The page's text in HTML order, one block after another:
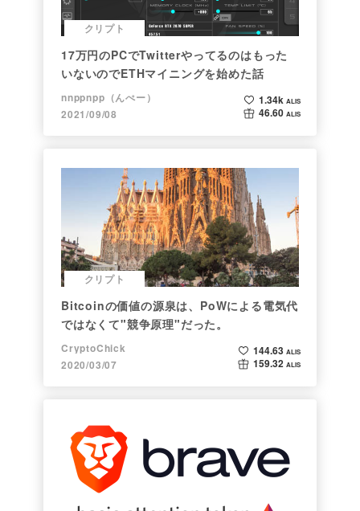
クリプト
17万円のPCでTwitterやってるのはもった
いないのでETHマイニングを始めた話
nnppnpp（んぺー）
2021/09/08
1.34k ALIS
46.60 ALIS
クリプト
Bitcoinの価値の源泉は、PoWによる電気代
ではなくて"競争原理"だった。
CryptoChick
2020/03/07
144.63 ALIS
159.32 ALIS